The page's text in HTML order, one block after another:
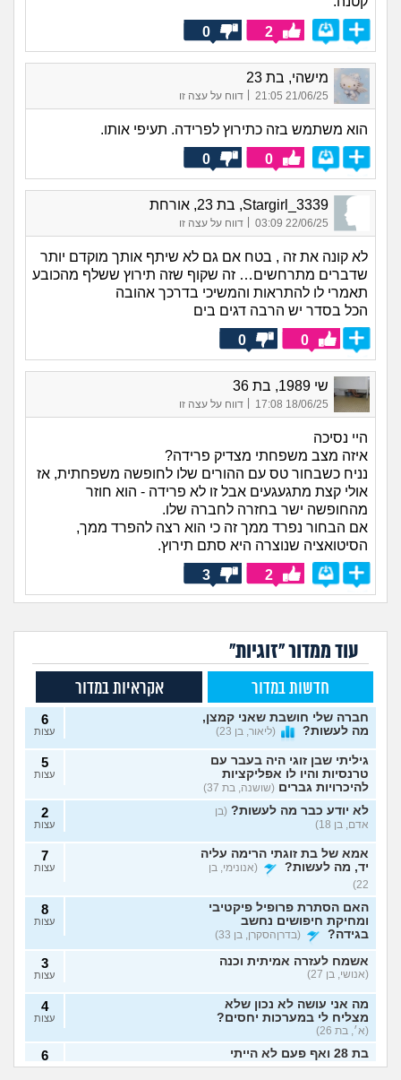
2
0
מישהי, בת 23
21/06/25 21:05
| דווח על עצה זו
הוא משתמש בזה כתירוץ לפרידה. תעיפי אותו.
0
0
Stargirl_3339, בת 23, אורחת
22/06/25 03:09
| דווח על עצה זו
לא קונה את זה , בטח אם גם לא שיתף אותך מוקדם יותר
שדברים מתרחשים… זה שקוף שזה תירוץ ששלף מהכובע
תאמרי לו להתראות והמשיכי בדרכך אהובה
הכל בסדר יש הרבה דגים בים
0
0
שי 1989, בת 36
18/06/25 17:08 דווח על עצה זו
היי נסיכה
איזה מצב משפחתי מצדיק פרידה?
נניח כשבחור טס עם ההורים שלו לחופשה משפחתית, אז
אולי קצת מתגעגעים אבל זו לא פרידה - הוא חוזר
מהחופשה ישר בחזרה לחברה שלו.
אם הבחור נפרד ממך זה כי הוא רצה להפרד ממך,
הסיטואציה שנוצרה היא סתם תירוץ.
2
3
עוד ממדור "זוגיות"
חדשות במדור אקראיות במדור
חברה שלי חושבת שאני קמצן,
מה לעשות?
(ליאור, בן 23)
6
עצות
גיליתי שבן זוגי היה בעבר עם
טרנסיות והיו לו אפליקציות
להיכרויות גברים (שושנה, בת 37)
5
עצות
לא יודע כבר מה לעשות? (בן
אדם, בן 18)
2
עצות
אמא של בת זוגתי הרימה עליה
יד, מה לעשות?
(אנונימי, בן
22)
7
עצות
האם הסתרת פרופיל פיקטיבי
ומחיקת חיפושים נחשב
בגידה?
(בדרןהסקרן, בן 33)
8
עצות
אשמח לעזרה אמיתית וכנה
(אנושי, בן 27)
3
עצות
מה אני עושה לא נכון שלא
מצליח לי במערכות יחסים?
(א׳, בת 26)
4
עצות
בת 28 ואף פעם לא הייתי
בזוגיות, האם לשקר על כך
6
עצות
אבא של בעלי מסתכל
האם להתגרש בשביל